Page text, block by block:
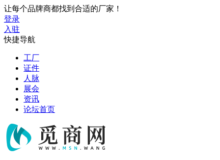
让每个品牌商都找到合适的厂家！
登录
入驻
快捷导航
工厂
证件
人脉
展会
资讯
论坛首页